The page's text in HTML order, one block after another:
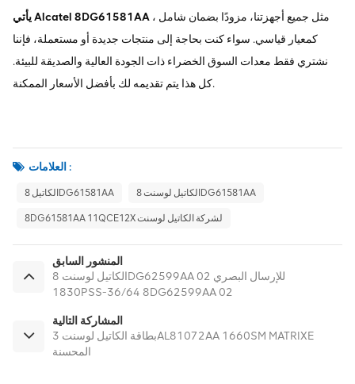
يأتي Alcatel 8DG61581AA ، مثل جميع أجهزتنا، مزودًا بضمان شامل
كمعيار قياسي. سواء كنت بحاجة إلى منتجات جديدة أو مستعملة، فإننا
نشتري فقط معدات السوق الخضراء ذات الجودة العالية والصديقة للبيئة.
كل هذا يتم تقديمه لك بأفضل الأسعار الممكنة.
العلامات :
الكاتيل 8DG61581AA الكاتيل لوسنت 8DG61581AA
8DG61581AA 11QCE12X لشركة الكاتيل لوسنت
المنشور السابق
الكاتيل لوسنت 8DG62599AA 02 للإرسال البصري
1830PSS-36/64 8DG62599AA 02
المشاركة التالية
بطاقة الكاتيل لوسنت 3AL81072AA 1660SM MATRIXE
المحسنة